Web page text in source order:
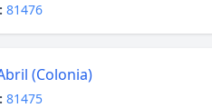
81476
(Colonia)
81475